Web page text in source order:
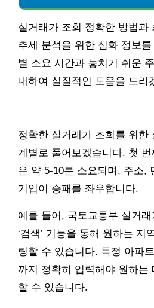
실거래가 조회 정확한 방법과
추세 분석을 위한 심화 정보를
별 소요 시간과 놓치기 쉬운
내하여 실질적인 도움을 드리
정확한 실거래가 조회를 위한
계별로 풀어보겠습니다. 첫
은 약 5-10분 소요되며, 주소,
기입이 승패를 좌우합니다.
예를 들어, 국토교통부 실거
‘검색’ 기능을 통해 원하는 지
링할 수 있습니다. 특정 아파
까지 정확히 입력해야 원하는
할 수 있습니다.